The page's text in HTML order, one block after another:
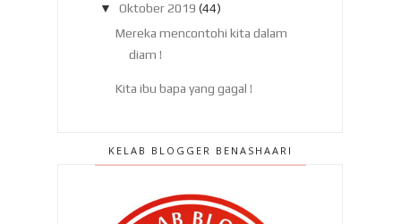
▼
Oktober 2019 (44)
Mereka mencontohi kita dalam
diam !
Kita ibu bapa yang gagal !
dunia??
KELAB BLOGGER BENASHAARI